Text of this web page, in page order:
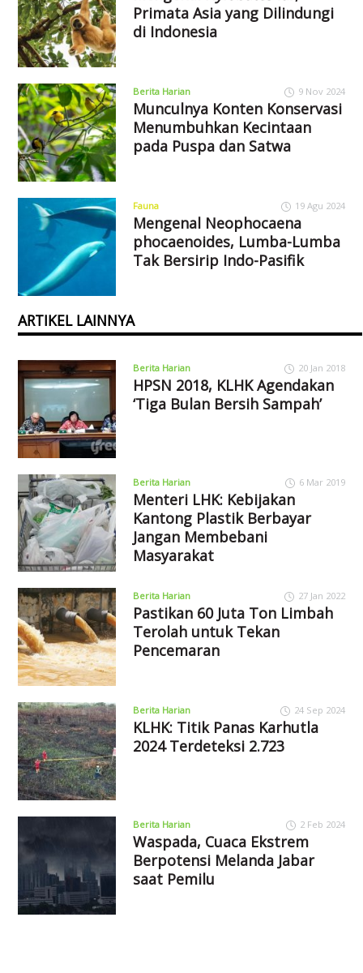
Primata Asia yang Dilindungi
di Indonesia
Berita Harian 9 Nov 2024
Munculnya Konten Konservasi
Menumbuhkan Kecintaan
pada Puspa dan Satwa
Fauna 19 Agu 2024
Mengenal Neophocaena
phocaenoides, Lumba-Lumba
Tak Bersirip Indo-Pasifik
ARTIKEL LAINNYA
Berita Harian 20 Jan 2018
HPSN 2018, KLHK Agendakan
‘Tiga Bulan Bersih Sampah’
Berita Harian 6 Mar 2019
Menteri LHK: Kebijakan
Kantong Plastik Berbayar
Jangan Membebani
Masyarakat
Berita Harian 27 Jan 2022
Pastikan 60 Juta Ton Limbah
Terolah untuk Tekan
Pencemaran
Berita Harian 24 Sep 2024
KLHK: Titik Panas Karhutla
2024 Terdeteksi 2.723
Berita Harian 2 Feb 2024
Waspada, Cuaca Ekstrem
Berpotensi Melanda Jabar
saat Pemilu